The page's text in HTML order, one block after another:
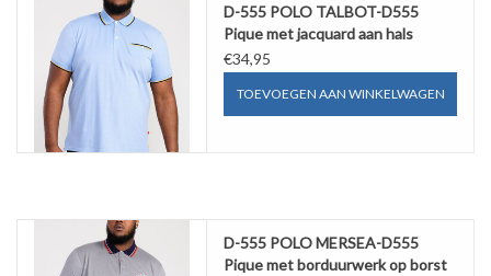
D-555 POLO TALBOT-D555
Pique met jacquard aan hals
mouw en borstzak
€34,95
TOEVOEGEN AAN WINKELWAGEN
D-555 POLO MERSEA-D555
Pique met borduurwerk op borst